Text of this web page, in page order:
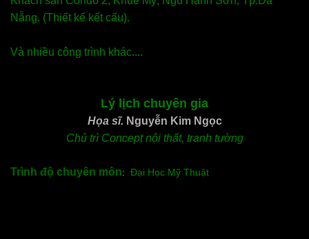
Nẵng. (Thiết kế kết cấu).
Và nhiều công trình khác....
Lý lịch chuyên gia
Họa sĩ. Nguyễn Kim Ngọc
Chủ trì Concept nội thất, tranh tường
Trình độ chuyên môn: Đại Học Mỹ Thuật